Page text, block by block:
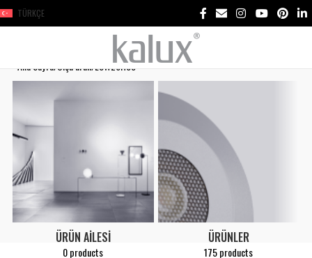
TÜRKÇE
Ana Sayfa Ölçü ürün L8W26H55
ÜRÜN AILESI
0 products
ÜRÜNLER
175 products